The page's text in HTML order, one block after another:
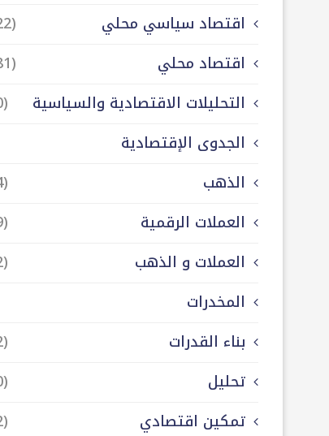
اقتصاد سياسي محلي
(122)
اقتصاد محلي
(181)
التحليلات الاقتصادية والسياسية
(70)
الجدوى الإقتصادية
الذهب
(24)
العملات الرقمية
(19)
العملات و الذهب
(72)
المخدرات
بناء القدرات
(22)
تحليل
(10)
تمكين اقتصادي
(22)